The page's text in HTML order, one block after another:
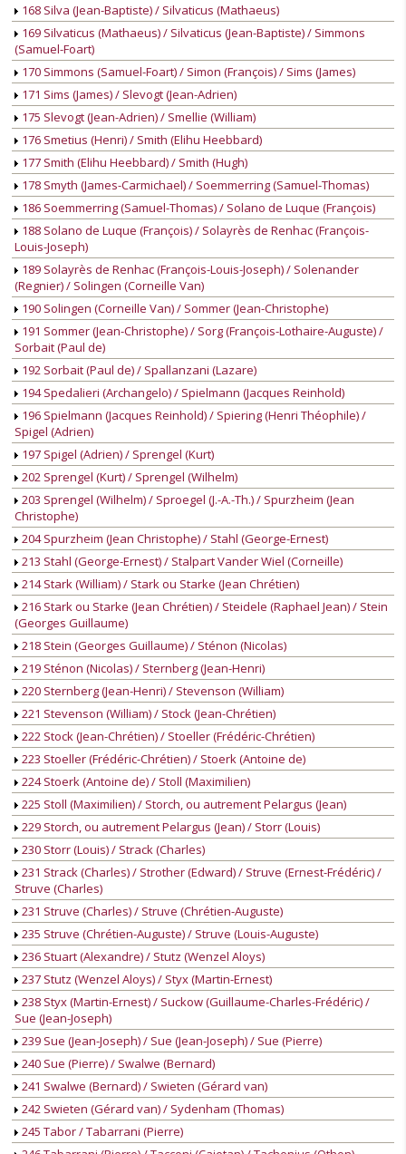
168 Silva (Jean-Baptiste) / Silvaticus (Mathaeus)
169 Silvaticus (Mathaeus) / Silvaticus (Jean-Baptiste) / Simmons
(Samuel-Foart)
170 Simmons (Samuel-Foart) / Simon (François) / Sims (James)
171 Sims (James) / Slevogt (Jean-Adrien)
175 Slevogt (Jean-Adrien) / Smellie (William)
176 Smetius (Henri) / Smith (Elihu Heebbard)
177 Smith (Elihu Heebbard) / Smith (Hugh)
178 Smyth (James-Carmichael) / Soemmerring (Samuel-Thomas)
186 Soemmerring (Samuel-Thomas) / Solano de Luque (François)
188 Solano de Luque (François) / Solayrès de Renhac (François-
Louis-Joseph)
189 Solayrès de Renhac (François-Louis-Joseph) / Solenander
(Regnier) / Solingen (Corneille Van)
190 Solingen (Corneille Van) / Sommer (Jean-Christophe)
191 Sommer (Jean-Christophe) / Sorg (François-Lothaire-Auguste) /
Sorbait (Paul de)
192 Sorbait (Paul de) / Spallanzani (Lazare)
194 Spedalieri (Archangelo) / Spielmann (Jacques Reinhold)
196 Spielmann (Jacques Reinhold) / Spiering (Henri Théophile) /
Spigel (Adrien)
197 Spigel (Adrien) / Sprengel (Kurt)
202 Sprengel (Kurt) / Sprengel (Wilhelm)
203 Sprengel (Wilhelm) / Sproegel (J.-A.-Th.) / Spurzheim (Jean
Christophe)
204 Spurzheim (Jean Christophe) / Stahl (George-Ernest)
213 Stahl (George-Ernest) / Stalpart Vander Wiel (Corneille)
214 Stark (William) / Stark ou Starke (Jean Chrétien)
216 Stark ou Starke (Jean Chrétien) / Steidele (Raphael Jean) / Stein
(Georges Guillaume)
218 Stein (Georges Guillaume) / Sténon (Nicolas)
219 Sténon (Nicolas) / Sternberg (Jean-Henri)
220 Sternberg (Jean-Henri) / Stevenson (William)
221 Stevenson (William) / Stock (Jean-Chrétien)
222 Stock (Jean-Chrétien) / Stoeller (Frédéric-Chrétien)
223 Stoeller (Frédéric-Chrétien) / Stoerk (Antoine de)
224 Stoerk (Antoine de) / Stoll (Maximilien)
225 Stoll (Maximilien) / Storch, ou autrement Pelargus (Jean)
229 Storch, ou autrement Pelargus (Jean) / Storr (Louis)
230 Storr (Louis) / Strack (Charles)
231 Strack (Charles) / Strother (Edward) / Struve (Ernest-Frédéric) /
Struve (Charles)
231 Struve (Charles) / Struve (Chrétien-Auguste)
235 Struve (Chrétien-Auguste) / Struve (Louis-Auguste)
236 Stuart (Alexandre) / Stutz (Wenzel Aloys)
237 Stutz (Wenzel Aloys) / Styx (Martin-Ernest)
238 Styx (Martin-Ernest) / Suckow (Guillaume-Charles-Frédéric) /
Sue (Jean-Joseph)
239 Sue (Jean-Joseph) / Sue (Jean-Joseph) / Sue (Pierre)
240 Sue (Pierre) / Swalwe (Bernard)
241 Swalwe (Bernard) / Swieten (Gérard van)
242 Swieten (Gérard van) / Sydenham (Thomas)
245 Tabor / Tabarrani (Pierre)